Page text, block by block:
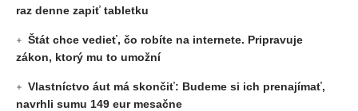
raz denne zapiť tabletku
Štát chce vedieť, čo robíte na internete. Pripravuje
zákon, ktorý mu to umožní
Vlastníctvo áut má skončiť: Budeme si ich prenajímať,
navrhli sumu 149 eur mesačne